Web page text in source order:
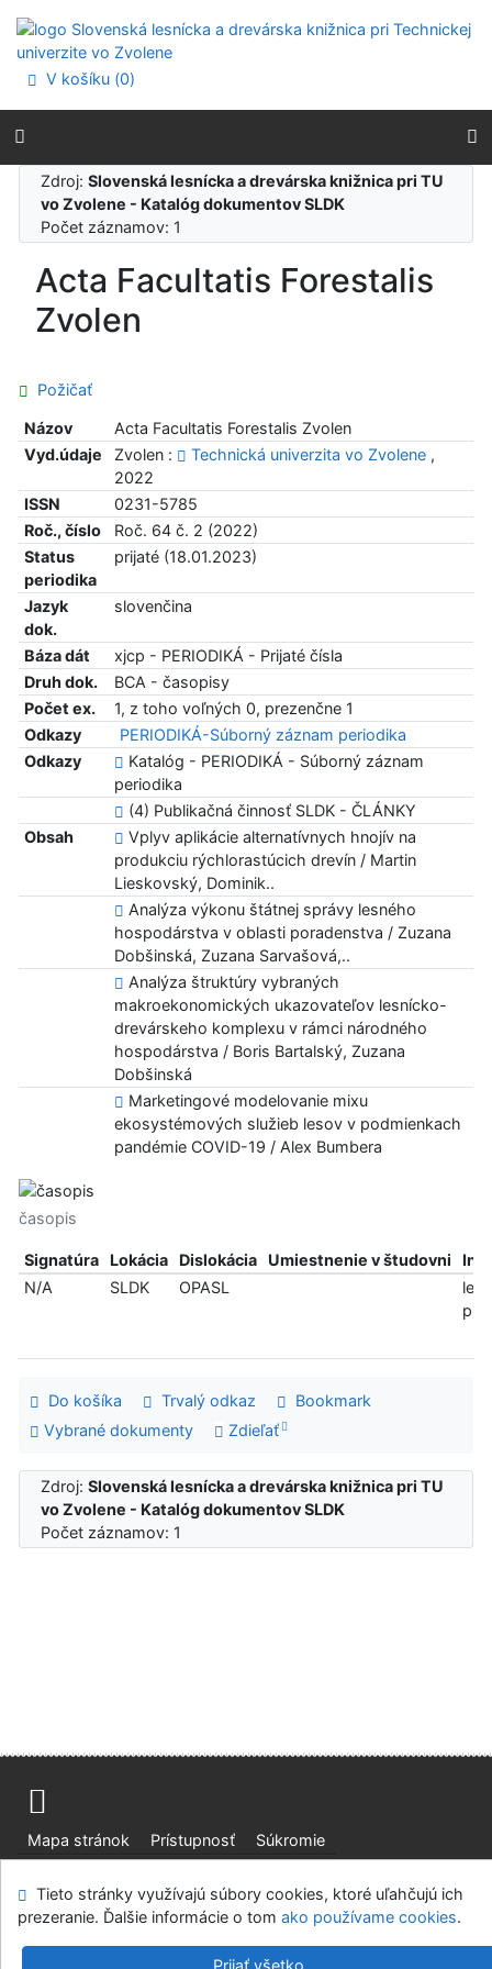
Prejsť na menu
Prehlásenie o webovej prístupnosti
V košíku (0)
Zdroj:Slovenská lesnícka a drevárska knižnica pri TU
vo Zvolene - Katalóg dokumentov SLDK
Počet záznamov: 1
Acta Facultatis Forestalis
Zvolen
Požičať
Názov
Acta Facultatis Forestalis Zvolen
Vyd.údaje
Zvolen : Technická univerzita vo Zvolene,
2022
ISSN
0231-5785
Roč., číslo
Roč. 64 č. 2 (2022)
Status
periodika
prijaté (18.01.2023)
Jazyk
dok.
slovenčina
Báza dát
xjcp - PERIODIKÁ - Prijaté čísla
Druh dok.
BCA - časopisy
Počet ex.
1, z toho voľných 0, prezenčne 1
Odkazy
PERIODIKÁ-Súborný záznam periodika
Odkazy
Katalóg - PERIODIKÁ - Súborný záznam
periodika
(4) Publikačná činnosť SLDK - ČLÁNKY
Obsah
Vplyv aplikácie alternatívnych hnojív na
produkciu rýchlorastúcich drevín / Martin
Lieskovský, Dominik..
Analýza výkonu štátnej správy lesného
hospodárstva v oblasti poradenstva / Zuzana
Dobšinská, Zuzana Sarvašová,..
Analýza štruktúry vybraných
makroekonomických ukazovateľov lesnícko-
drevárskeho komplexu v rámci národného
hospodárstva / Boris Bartalský, Zuzana
Dobšinská
Marketingové modelovanie mixu
ekosystémových služieb lesov v podmienkach
pandémie COVID-19 / Alex Bumbera
časopis
Signatúra Lokácia Dislokácia Umiestnenie v študovni
Info
N/A
SLDK OPASL
len
Do košíka Trvalý odkaz
Bookmark
Vybrané dokumenty
Zdieľať
Zdroj:Slovenská lesnícka a drevárska knižnica pri TU
vo Zvolene - Katalóg dokumentov SLDK
Počet záznamov: 1
Mapa stránok Prístupnosť
Súkromie
Slovenská lesnícka a drevárska knižnica pri Technickej
univerzite vo Zvolene
Tieto stránky využívajú súbory cookies, ktoré uľahčujú ich
prezeranie. Ďalšie informácie o tom ako používame cookies.
Prijať všetko